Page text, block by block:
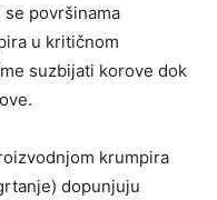
površinama
u kritičnom
suzbijati korove dok
krumpira
dopunjuju